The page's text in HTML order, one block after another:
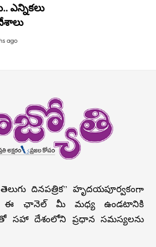
ఎన్నికలు
ago
దినపత్రిక” హృదయపూర్వకంగా
ఈ ఛానెల్ మీ మధ్య ఉండటానికి
సహా దేశంలోని ప్రధాన సమస్యలను